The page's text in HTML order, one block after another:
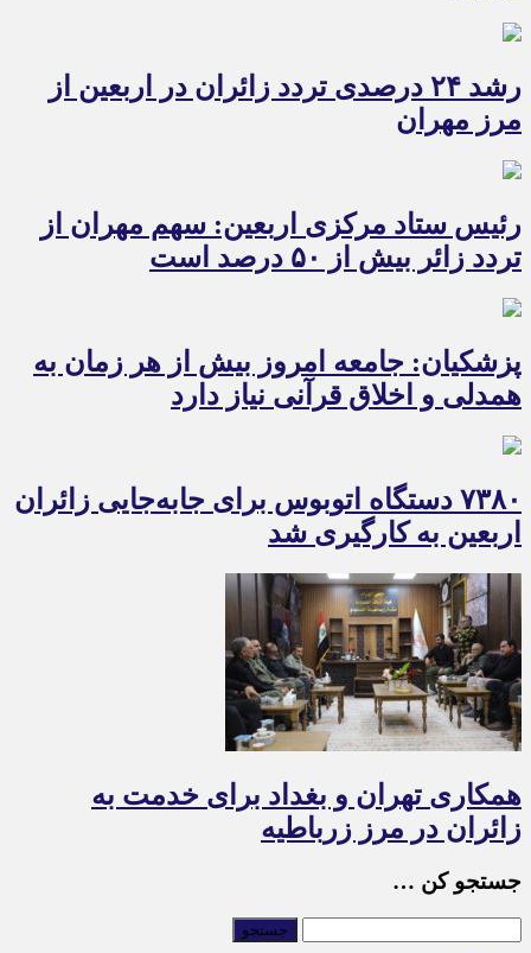
رشد ۲۴ درصدی تردد زائران در اربعین از
مرز مهران
رئیس ستاد مرکزی اربعین: سهم مهران از
تردد زائر بیش از ۵۰ درصد است
پزشکیان: جامعه امروز بیش از هر زمان به
همدلی و اخلاق قرآنی نیاز دارد
۷۳۸۰ دستگاه اتوبوس برای جابه‌جایی زائران
اربعین به‌ کارگیری شد
همکاری تهران و بغداد برای خدمت به
زائران در مرز زرباطیه
جستجو کن …